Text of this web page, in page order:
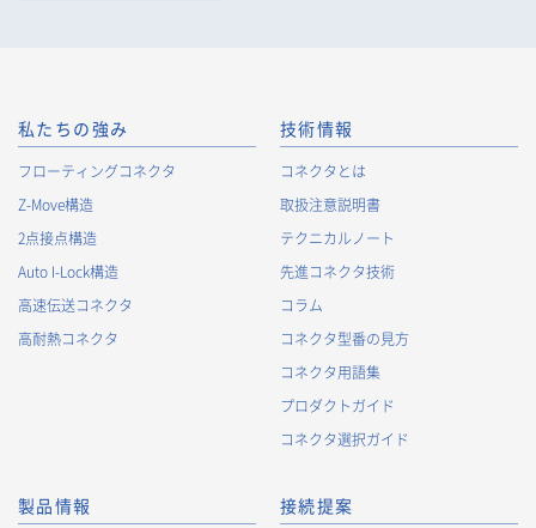
私たちの強み
フローティングコネクタ
Z-Move構造
2点接点構造
Auto I-Lock構造
高速伝送コネクタ
高耐熱コネクタ
技術情報
コネクタとは
取扱注意説明書
テクニカルノート
先進コネクタ技術
コラム
コネクタ型番の見方
コネクタ用語集
プロダクトガイド
コネクタ選択ガイド
製品情報 接続提案